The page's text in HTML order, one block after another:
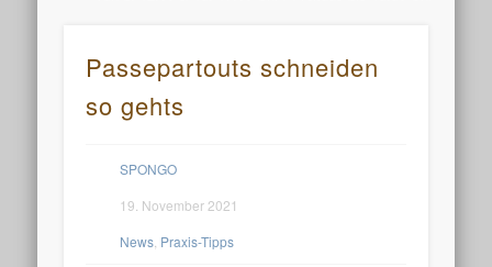
Passepartouts schneiden
so gehts
SPONGO
19. November 2021
News Praxis-Tipps